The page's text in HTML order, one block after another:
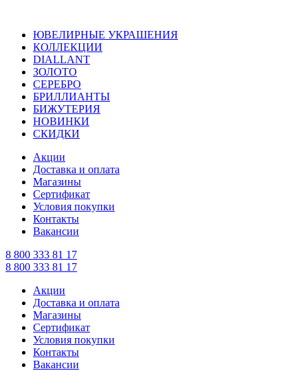
ЮВЕЛИРНЫЕ УКРАШЕНИЯ
КОЛЛЕКЦИИ
DIALLANT
ЗОЛОТО
СЕРЕБРО
БРИЛЛИАНТЫ
БИЖУТЕРИЯ
НОВИНКИ
СКИДКИ
Акции
Доставка и оплата
Магазины
Сертификат
Условия покупки
Контакты
Вакансии
8 800 333 81 17
8 800 333 81 17
Акции
Доставка и оплата
Магазины
Сертификат
Условия покупки
Контакты
Вакансии